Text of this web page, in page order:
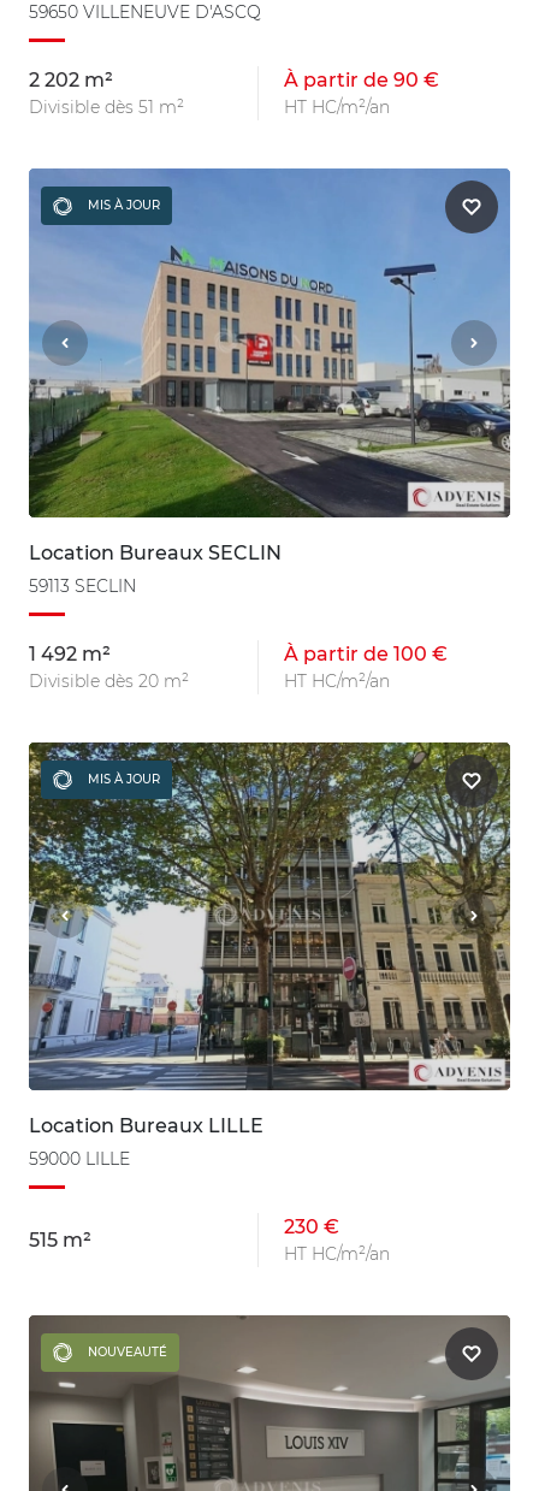
59650 VILLENEUVE D'ASCQ
2 202 m²
Divisible dès 51 m²
À partir de 90 €
HT HC/m²/an
MIS À JOUR
Location Bureaux SECLIN
59113 SECLIN
1 492 m²
Divisible dès 20 m²
À partir de 100 €
HT HC/m²/an
MIS À JOUR
Location Bureaux LILLE
59000 LILLE
515 m²
230 €
HT HC/m²/an
NOUVEAUTÉ